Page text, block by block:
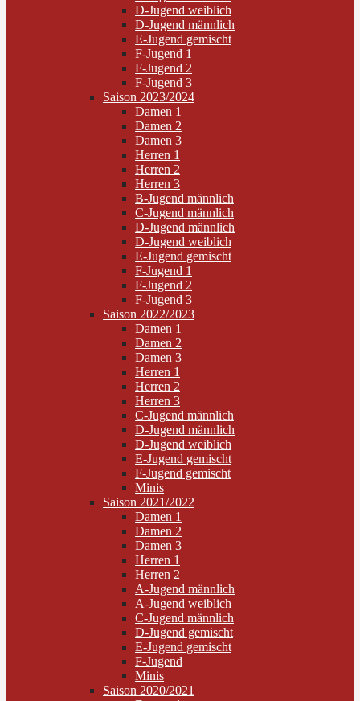
D-Jugend weiblich
D-Jugend männlich
E-Jugend gemischt
F-Jugend 1
F-Jugend 2
F-Jugend 3
Saison 2023/2024
Damen 1
Damen 2
Damen 3
Herren 1
Herren 2
Herren 3
B-Jugend männlich
C-Jugend männlich
D-Jugend männlich
D-Jugend weiblich
E-Jugend gemischt
F-Jugend 1
F-Jugend 2
F-Jugend 3
Saison 2022/2023
Damen 1
Damen 2
Damen 3
Herren 1
Herren 2
Herren 3
C-Jugend männlich
D-Jugend männlich
D-Jugend weiblich
E-Jugend gemischt
F-Jugend gemischt
Minis
Saison 2021/2022
Damen 1
Damen 2
Damen 3
Herren 1
Herren 2
A-Jugend männlich
A-Jugend weiblich
C-Jugend männlich
D-Jugend gemischt
E-Jugend gemischt
F-Jugend
Minis
Saison 2020/2021